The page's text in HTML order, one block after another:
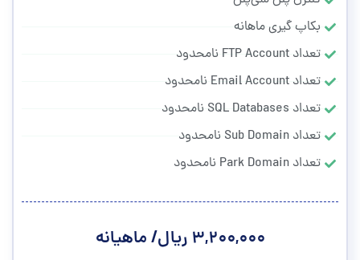
بکاپ گیری ماهانه
تعداد FTP Account نامحدود
تعداد Email Account نامحدود
تعداد SQL Databases نامحدود
تعداد Sub Domain نامحدود
تعداد Park Domain نامحدود
۳,۲۰۰,۰۰۰ ریال/ ماهیانه